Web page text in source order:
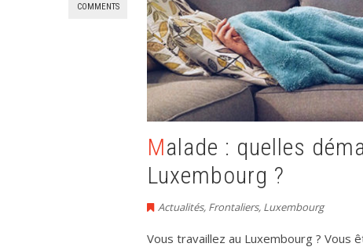
COMMENTS
Malade : quelles démarches quand on travaille au
Luxembourg ?
Actualités, Frontaliers, Luxembourg
Vous travaillez au Luxembourg ?